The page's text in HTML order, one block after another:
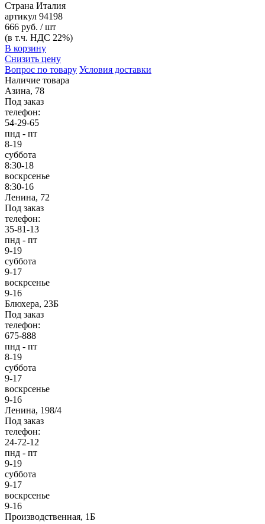
Страна Италия
артикул 94198
666 руб. / шт
(в т.ч. НДС 22%)
В корзину
Снизить цену
Вопрос по товару Условия доставки
Наличие товара
Азина, 78
Под заказ
телефон:
54-29-65
пнд - пт
8-19
суббота
8:30-18
воскрсенье
8:30-16
Ленина, 72
Под заказ
телефон:
35-81-13
пнд - пт
9-19
суббота
9-17
воскрсенье
9-16
Блюхера, 23Б
Под заказ
телефон:
675-888
пнд - пт
8-19
суббота
9-17
воскрсенье
9-16
Ленина, 198/4
Под заказ
телефон:
24-72-12
пнд - пт
9-19
суббота
9-17
воскрсенье
9-16
Производственная, 1Б